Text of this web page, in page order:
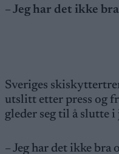
– Jeg har det ikke
Sveriges
utslitt etter press og
gleder seg til å slutte i
– Jeg har det ikke bra